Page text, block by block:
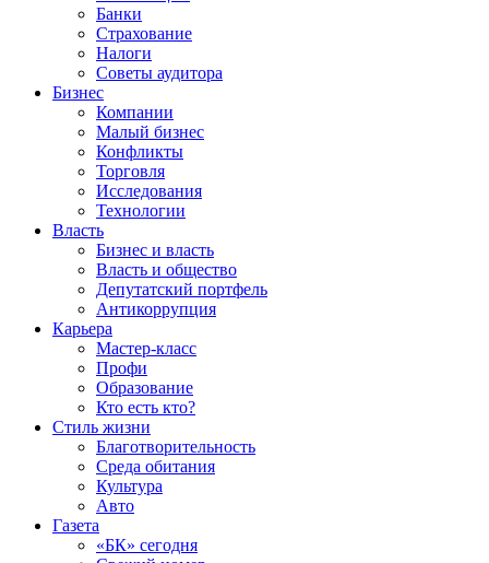
Банки
Страхование
Налоги
Советы аудитора
Бизнес
Компании
Малый бизнес
Конфликты
Торговля
Исследования
Технологии
Власть
Бизнес и власть
Власть и общество
Депутатский портфель
Антикоррупция
Карьера
Мастер-класс
Профи
Образование
Кто есть кто?
Стиль жизни
Благотворительность
Среда обитания
Культура
Авто
Газета
«БК» сегодня